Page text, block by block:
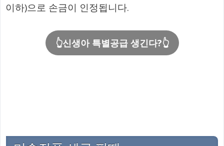
이하)으로 손금이 인정됩니다.
👆신생아 특별공급 생긴다?👆